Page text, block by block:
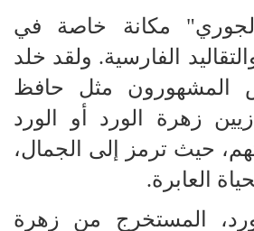
مكانة خاصة في
الفارسية. ولقد خلد
المشهورون مثل حافظ
زهرة الورد أو الورد
حيث ترمز إلى الجمال،
العابرة.
المستخرج من زهرة